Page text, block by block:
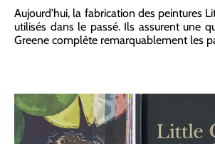
Aujourd'hui, la fabrication des peintures
utilisés dans le passé. Ils assurent une
Greene complète remarquablement les